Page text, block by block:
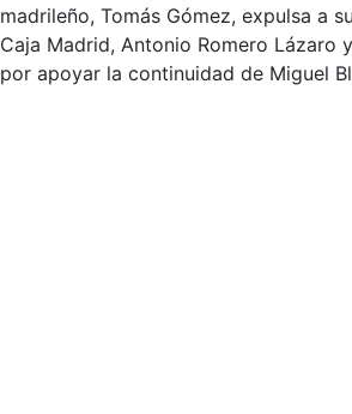
madrileño, Tomás Gómez, expulsa a
Caja Madrid, Antonio Romero Lázaro
por apoyar la continuidad de Miguel